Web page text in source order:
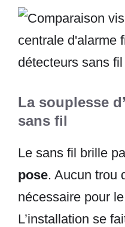
La souplesse
sans fil
Le sans fil brille
pose. Aucun trou
nécessaire pour
L’installation se